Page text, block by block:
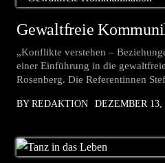
Gewaltfreie
„Konflikte verstehen –
einer Einführung in die
Rosenberg. Die Referentinnen
BY REDAKTION DEZEMBER 13,